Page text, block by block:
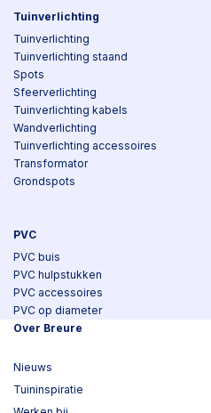
Tuinverlichting
Tuinverlichting
Tuinverlichting staand
Spots
Sfeerverlichting
Tuinverlichting kabels
Wandverlichting
Tuinverlichting accessoires
Transformator
Grondspots
PVC
PVC buis
PVC hulpstukken
PVC accessoires
PVC op diameter
Over Breure
Nieuws
Tuininspiratie